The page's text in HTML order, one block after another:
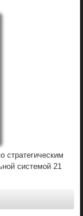
стратегическим
системой 21